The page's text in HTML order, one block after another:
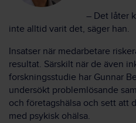
– Det låter
inte alltid varit det, säger han.
Insatser när medarbetare
resultat. Särskilt när de även
forskningsstudie har Gunnar
undersökt problemlösande
och företagshälsa och sett att
med psykisk ohälsa.